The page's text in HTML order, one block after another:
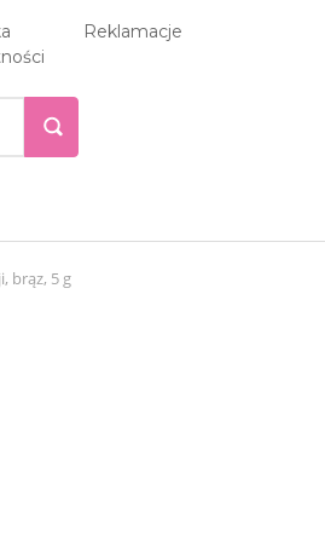
Reklamacje
brąz, 5 g